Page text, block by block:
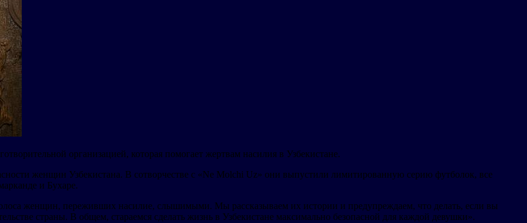
организацией, которая помогает жертвам насилия в Узбекистане.
женщин Узбекистана. В сотворчестве с «Ne Molchi Uz» они выпустили лимитированную серию футболок, все
и Бухаре.
женщин, переживших насилие, слышимыми. Мы рассказываем их истории и предупреждаем, что делать, если вы
страны. В общем, стараемся сделать жизнь в Узбекистане максимально безопасной для каждой девушки».